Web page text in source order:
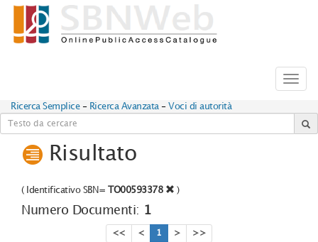
Ricerca Semplice - Ricerca Avanzata - Voci di autorità
Risultato
( Identificativo SBN= TO00593378 )
Numero Documenti: 1
<< < 1 > >>